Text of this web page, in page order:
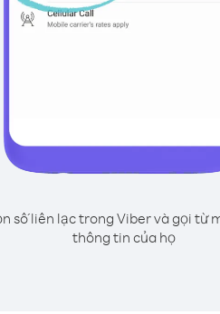
số liên lạc trong Viber và gọi từ
thông tin của họ